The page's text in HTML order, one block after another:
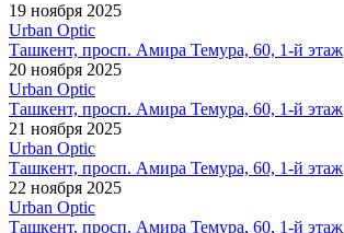
19 ноября 2025
Urban Optic
Ташкент, просп. Амира Темура, 60, 1-й этаж
20 ноября 2025
Urban Optic
Ташкент, просп. Амира Темура, 60, 1-й этаж
21 ноября 2025
Urban Optic
Ташкент, просп. Амира Темура, 60, 1-й этаж
22 ноября 2025
Urban Optic
Ташкент, просп. Амира Темура, 60, 1-й этаж